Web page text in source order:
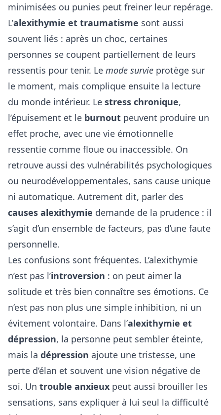
minimisées ou punies peut freiner leur repérage.
L’alexithymie et traumatisme sont aussi
souvent liés : après un choc, certaines
personnes se coupent partiellement de leurs
ressentis pour tenir. Le mode survie protège sur
le moment, mais complique ensuite la lecture
du monde intérieur. Le stress chronique,
l’épuisement et le burnout peuvent produire un
effet proche, avec une vie émotionnelle
ressentie comme floue ou inaccessible. On
retrouve aussi des vulnérabilités psychologiques
ou neurodéveloppementales, sans cause unique
ni automatique. Autrement dit, parler des
causes alexithymie demande de la prudence : il
s’agit d’un ensemble de facteurs, pas d’une faute
personnelle.
Les confusions sont fréquentes. L’alexithymie
n’est pas l’introversion : on peut aimer la
solitude et très bien connaître ses émotions. Ce
n’est pas non plus une simple inhibition, ni un
évitement volontaire. Dans l’alexithymie et
dépression, la personne peut sembler éteinte,
mais la dépression ajoute une tristesse, une
perte d’élan et souvent une vision négative de
soi. Un trouble anxieux peut aussi brouiller les
sensations, sans expliquer à lui seul la difficulté